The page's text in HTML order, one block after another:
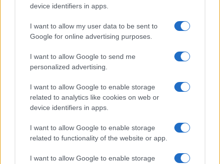
device identifiers in apps.
I want to allow my user data to be sent to
Google for online advertising purposes.
I want to allow Google to send me
personalized advertising.
I want to allow Google to enable storage
related to analytics like cookies on web or
device identifiers in apps.
I want to allow Google to enable storage
related to functionality of the website or app.
I want to allow Google to enable storage
chiamate.
Tutto fa pensare ad un piano a tavolino tra Putin e
Tokayev per rimuovere il potere decennale dei
Nazarbayev e riconsegnare questo tassello di ex
Il Kazakhstan resta così legato politicamente alla
Russia e Cina. Fu lo stesso Masimov ad aprire le
porte e consolidare i ponti con la Cina, mettendo
nelle mani di questa pezzi di asset del Paese, ma